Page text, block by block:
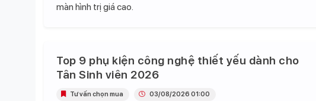
màn hình trị giá cao.
Top 9 phụ kiện công nghệ thiết yếu dành cho
Tân Sinh viên 2026
Tư vấn chọn mua 03/08/2026 01:00